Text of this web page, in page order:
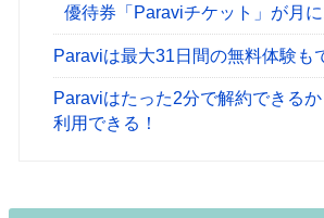
優待券「Paraviチケット」が月
Paraviは最大31日間の無料体験も
Paraviはたった2分で解約できる
利用できる！